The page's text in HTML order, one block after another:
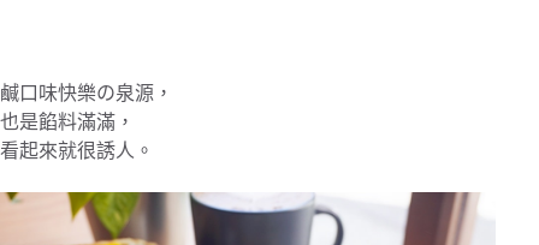
鹹口味快樂の泉源，
也是餡料滿滿，
看起來就很誘人。